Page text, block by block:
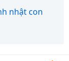
nhật con